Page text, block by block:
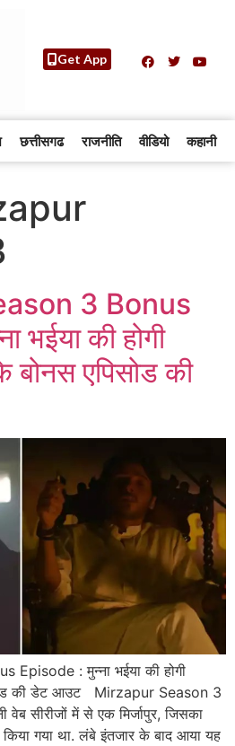
Get App
छत्तीसगढ राजनीति वीडियो कहानी
3 Bonus
भईया की होगी
बोनस एपिसोड की
: मुन्ना भईया की होगी
की डेट आउट Mirzapur Season 3
सीरीजों में से एक मिर्जापुर, जिसका
किया गया था. लंबे इंतजार के बाद आया यह